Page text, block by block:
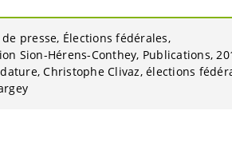
presse Élections fédérales
Sion-Hérens-Conthey Publications
Christophe Clivaz élections